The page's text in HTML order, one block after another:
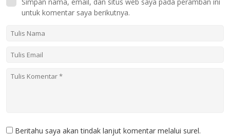
untuk komentar saya berikutnya.
Beritahu saya akan tindak lanjut komentar melalui surel.